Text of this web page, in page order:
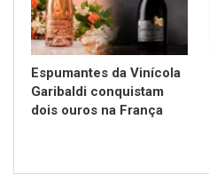
Espumantes da Vinícola
Garibaldi conquistam
dois ouros na França